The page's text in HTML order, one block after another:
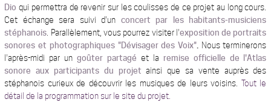
Dio qui permettra de revenir sur les coulisses de ce projet au long cours.
Cet échange sera suivi d'un concert par les habitants-musiciens
stéphanois . Parallèlement, vous pourrez visiter l'exposition de portraits
sonores et photographiques "Dévisager des Voix" Nous terminerons
l'après-midi par ungoûter partagé et la remise officielle de l'Atlas
sonore aux participants du projetainsi que sa vente auprès des
stéphanois curieux de découvrir les musiques de leurs voisins. Tout le
détail de la programmation sur le site du projet.